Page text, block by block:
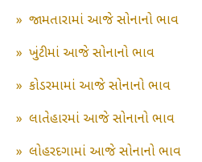
» જામતારામાં આજે સોનાનો ભાવ
» ખુંટીમાં આજે સોનાનો ભાવ
» કોડરમામાં આજે સોનાનો ભાવ
» લાતેહારમાં આજે સોનાનો ભાવ
» લોહરદગામાં આજે સોનાનો ભાવ